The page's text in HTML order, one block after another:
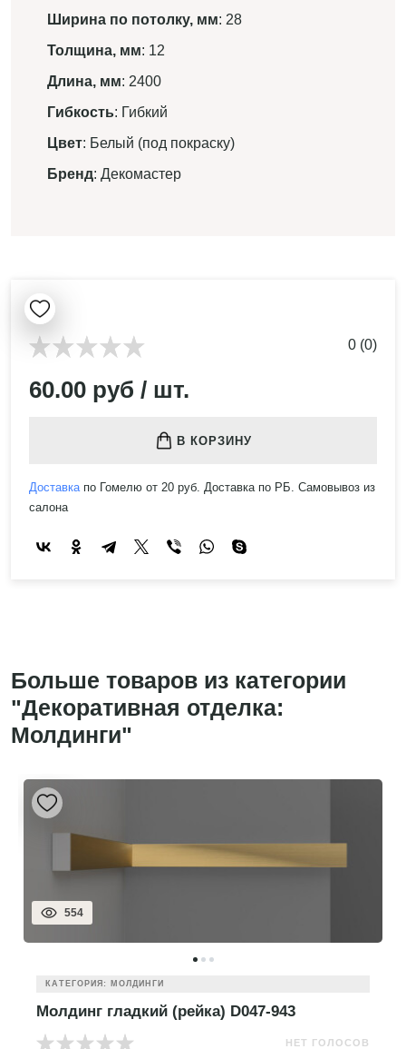
Ширина по потолку, мм: 28
Толщина, мм: 12
Длина, мм: 2400
Гибкость: Гибкий
Цвет: Белый (под покраску)
Бренд: Декомастер
0 (0)
60.00 руб / шт.
В КОРЗИНУ
Доставкапо Гомелю от 20 руб. Доставка по РБ. Самовывоз из
салона
Больше товаров из категории
"Декоративная отделка:
Молдинги"
554
КАТЕГОРИЯ: МОЛДИНГИ
Молдинг гладкий (рейка) D047-943
НЕТ ГОЛОСОВ